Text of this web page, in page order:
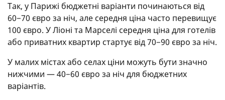
Так, у Парижі бюджетні варіанти починаються від
60−70 євро за ніч, але середня ціна часто перевищує
100 євро. У Ліоні та Марселі середня ціна для готелів
або приватних квартир стартує від 70−90 євро за ніч.
У малих містах або селах ціни можуть бути значно
нижчими — 40−60 євро за ніч для бюджетних
варіантів.